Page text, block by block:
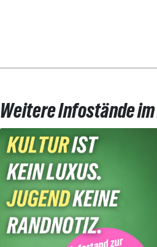
Weitere Infostände im